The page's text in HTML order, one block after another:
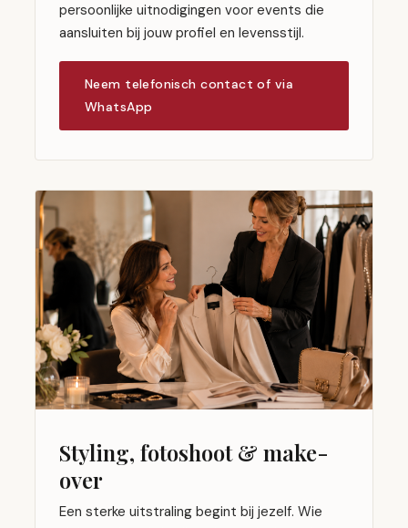
persoonlijke uitnodigingen voor events die
aansluiten bij jouw profiel en levensstijl.
Neem telefonisch contact of via
WhatsApp
Styling, fotoshoot & make-
over
Een sterke uitstraling begint bij jezelf. Wie